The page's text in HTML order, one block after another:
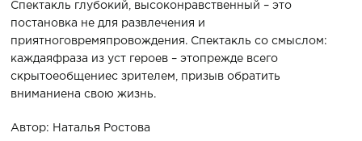
Спектакль глубокий, высоконравственный – это
постановка не для развлечения и
приятноговремяпровождения. Спектакль со смыслом:
каждаяфраза из уст героев – этопрежде всего
скрытоеобщениес зрителем, призыв обратить
вниманиена свою жизнь.
Автор: Наталья Ростова